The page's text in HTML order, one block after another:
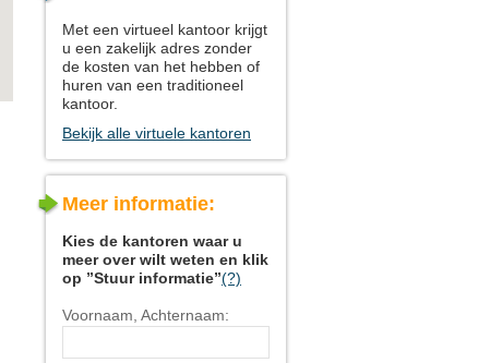
Met een virtueel kantoor krijgt
u een zakelijk adres zonder
de kosten van het hebben of
huren van een traditioneel
kantoor.
Bekijk alle virtuele kantoren
Meer informatie:
Kies de kantoren waar u
meer over wilt weten en klik
op ”Stuur informatie”(?)
Voornaam, Achternaam: